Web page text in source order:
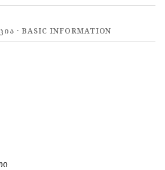
· BASIC INFORMATION